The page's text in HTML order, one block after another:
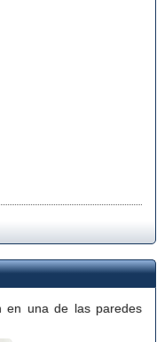
en una de las paredes